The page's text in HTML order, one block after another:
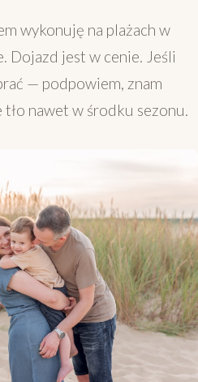
wykonuję na plażach w
Dojazd jest w cenie. Jeśli
— podpowiem, znam
nawet w środku sezonu.